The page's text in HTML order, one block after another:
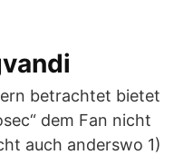
betrachtet bietet
dem Fan nicht
auch anderswo 1)